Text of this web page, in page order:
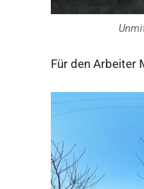
Für den Arbeiter